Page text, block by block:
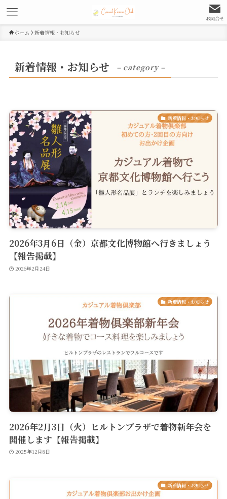
お問合せ
ホーム 新着情報・お知らせ
新着情報・お知らせ – category –
新着情報・お知らせ
2026年3月6日（金）京都文化博物館へ行きましょう
【報告掲載】
2026年2月24日
新着情報・お知らせ
2026年2月3日（火）ヒルトンプラザで着物新年会を
開催します【報告掲載】
2025年12月8日
新着情報・お知らせ